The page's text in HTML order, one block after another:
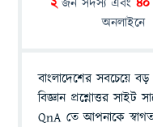
অনলাইনে
বাংলাদেশের সবচেয়ে বড়
বিজ্ঞান প্রশ্নোত্তর সাইট
QnA তে আপনাকে